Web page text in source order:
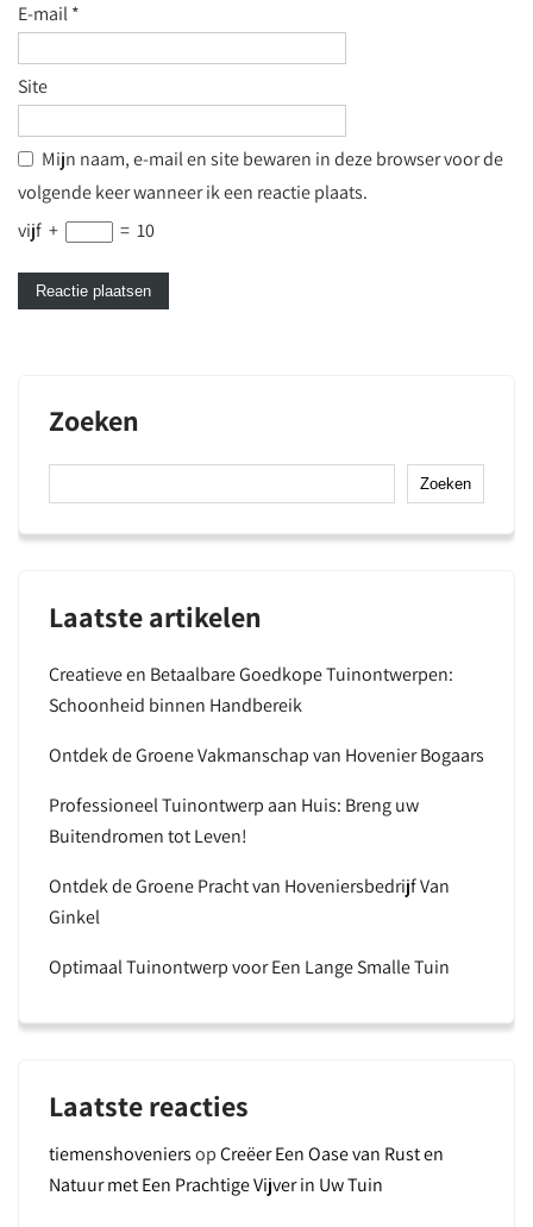
E-mail*
Site
Mijn naam, e-mail en site bewaren in deze browser voor de
volgende keer wanneer ik een reactie plaats.
vijf + = 10
Zoeken
Zoeken
Laatste artikelen
Creatieve en Betaalbare Goedkope Tuinontwerpen:
Schoonheid binnen Handbereik
Ontdek de Groene Vakmanschap van Hovenier Bogaars
Professioneel Tuinontwerp aan Huis: Breng uw
Buitendromen tot Leven!
Ontdek de Groene Pracht van Hoveniersbedrijf Van
Ginkel
Optimaal Tuinontwerp voor Een Lange Smalle Tuin
Laatste reacties
tiemenshoveniersopCreëer Een Oase van Rust en
Natuur met Een Prachtige Vijver in Uw Tuin